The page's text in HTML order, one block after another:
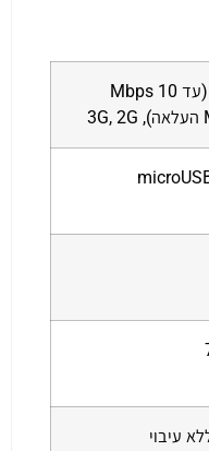
4G LTE Cat 1 (עד 10 Mbps